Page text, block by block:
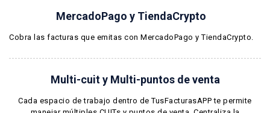
MercadoPago y TiendaCrypto
Cobra las facturas que emitas con MercadoPago y TiendaCrypto.
Multi-cuit y Multi-puntos de venta
Cada espacio de trabajo dentro de TusFacturasAPP te permite